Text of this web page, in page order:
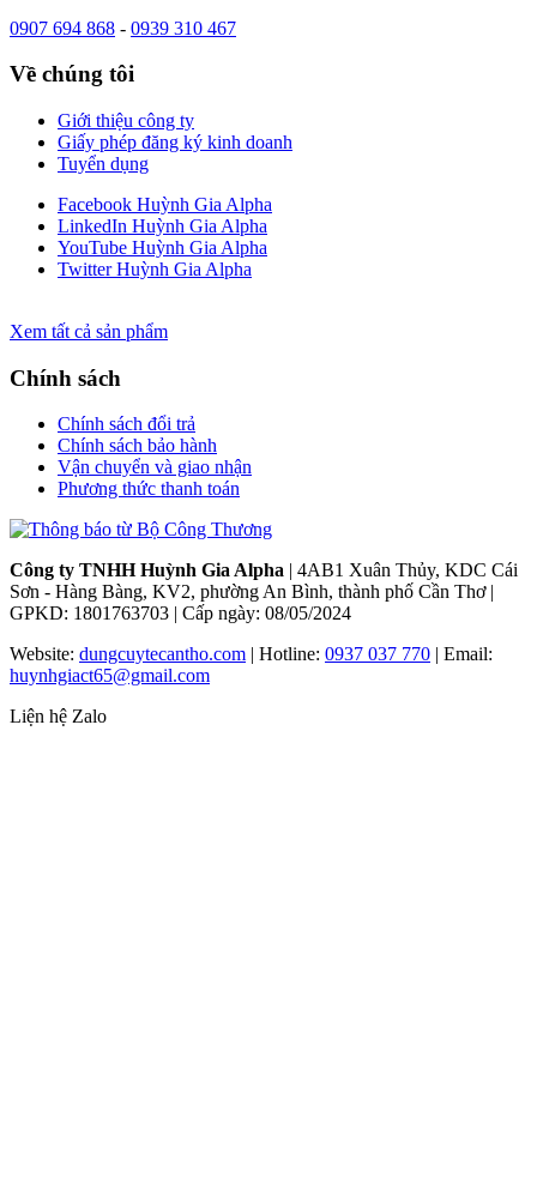
0907 694 868 - 0939 310 467
Về chúng tôi
Giới thiệu công ty
Giấy phép đăng ký kinh doanh
Tuyển dụng
Facebook Huỳnh Gia Alpha
LinkedIn Huỳnh Gia Alpha
YouTube Huỳnh Gia Alpha
Twitter Huỳnh Gia Alpha
Xem tất cả sản phẩm
Chính sách
Chính sách đổi trả
Chính sách bảo hành
Vận chuyển và giao nhận
Phương thức thanh toán
Công ty TNHH Huỳnh Gia Alpha | 4AB1 Xuân Thủy, KDC Cái
Sơn - Hàng Bàng, KV2, phường An Bình, thành phố Cần Thơ |
GPKD: 1801763703 | Cấp ngày: 08/05/2024
Website: dungcuytecantho.com | Hotline: 0937 037 770 | Email:
huynhgiact65@gmail.com
Liện hệ Zalo